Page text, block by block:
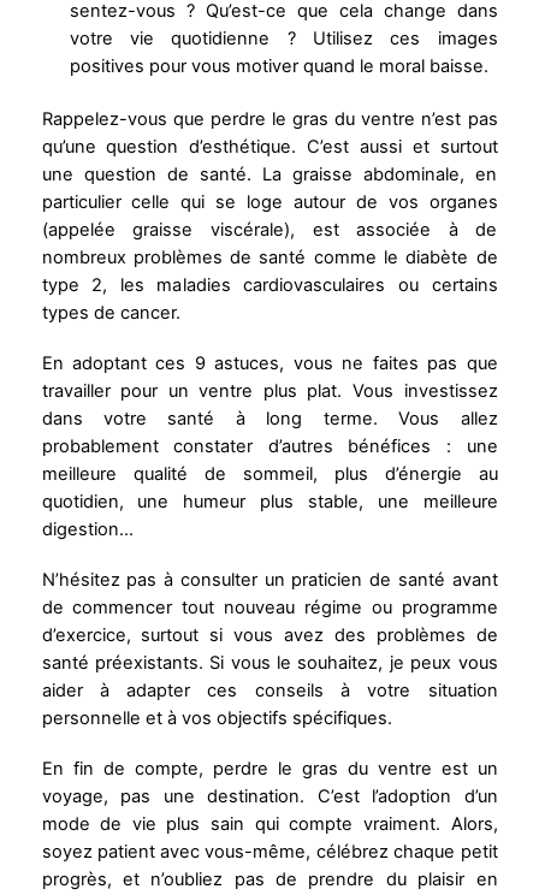
sentez-vous ? Qu’est-ce que cela change dans
votre vie quotidienne ? Utilisez ces images
positives pour vous motiver quand le moral baisse.
Rappelez-vous que perdre le gras du ventre n’est pas
qu’une question d’esthétique. C’est aussi et surtout
une question de santé. La graisse abdominale, en
particulier celle qui se loge autour de vos organes
(appelée graisse viscérale), est associée à de
nombreux problèmes de santé comme le diabète de
type 2, les maladies cardiovasculaires ou certains
types de cancer.
En adoptant ces 9 astuces, vous ne faites pas que
travailler pour un ventre plus plat. Vous investissez
dans votre santé à long terme. Vous allez
probablement constater d’autres bénéfices : une
meilleure qualité de sommeil, plus d’énergie au
quotidien, une humeur plus stable, une meilleure
digestion…
N’hésitez pas à consulter un praticien de santé avant
de commencer tout nouveau régime ou programme
d’exercice, surtout si vous avez des problèmes de
santé préexistants. Si vous le souhaitez, je peux vous
aider à adapter ces conseils à votre situation
personnelle et à vos objectifs spécifiques.
En fin de compte, perdre le gras du ventre est un
voyage, pas une destination. C’est l’adoption d’un
mode de vie plus sain qui compte vraiment. Alors,
soyez patient avec vous-même, célébrez chaque petit
progrès, et n’oubliez pas de prendre du plaisir en